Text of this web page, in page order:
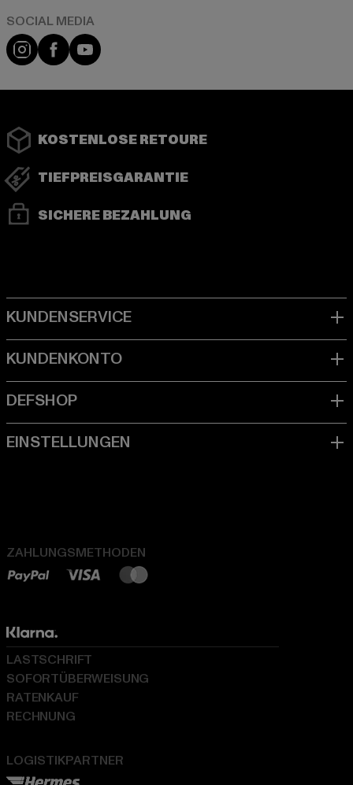
Instagram
FacebookYouTube
KOSTENLOSE RETOURE
TIEFPREISGARANTIE
SICHERE BEZAHLUNG
ZAHLUNGSMETHODEN
LOGISTIKPARTNER
LASTSCHRIFT
SOFORTÜBERWEISUNG
RATENKAUF
RECHNUNG